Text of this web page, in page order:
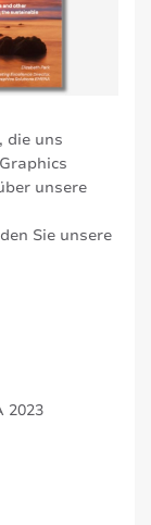
die uns
unsere
Sie unsere
2023